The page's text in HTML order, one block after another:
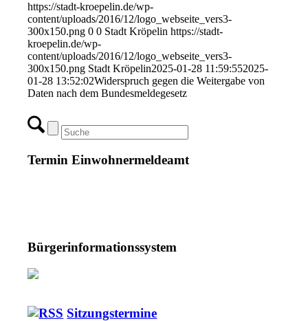
https://stadt-kroepelin.de/wp-
content/uploads/2016/12/logo_webseite_vers3-
300x150.png 0 0 Stadt Kröpelin https://stadt-
kroepelin.de/wp-
content/uploads/2016/12/logo_webseite_vers3-
300x150.png Stadt Kröpelin2025-01-28 11:59:552025-
01-28 13:52:02Widerspruch gegen die Weitergabe von
Daten nach dem Bundesmeldegesetz
Termin Einwohnermeldeamt
Bürgerinformationssystem
Sitzungstermine